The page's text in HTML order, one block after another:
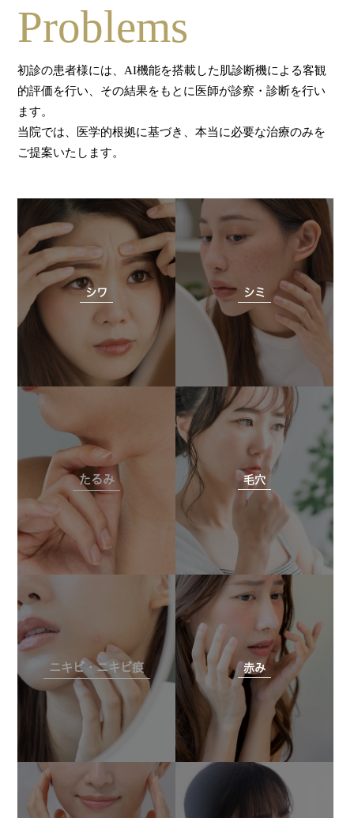
Problems
初診の患者様には、AI機能を搭載した肌診断機による客観
的評価を行い、その結果をもとに医師が診察・診断を行い
ます。
当院では、医学的根拠に基づき、本当に必要な治療のみを
ご提案いたします。
シワ シミ
たるみ 毛穴
ニキビ・ニキビ痕 赤み